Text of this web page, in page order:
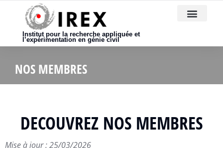
Institut pour la recherche appliquée et
l’expérimentation en génie civil
NOS MEMBRES
DECOUVREZ NOS MEMBRES
Mise à jour : 25/03/2026